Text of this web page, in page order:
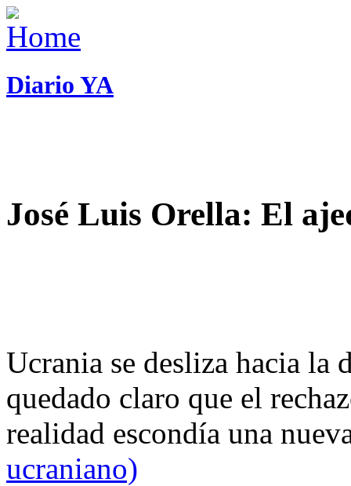
Diario YA
José Luis Orella: El
Ucrania se desliza hacia
quedado claro que el
realidad escondía una
ucraniano)